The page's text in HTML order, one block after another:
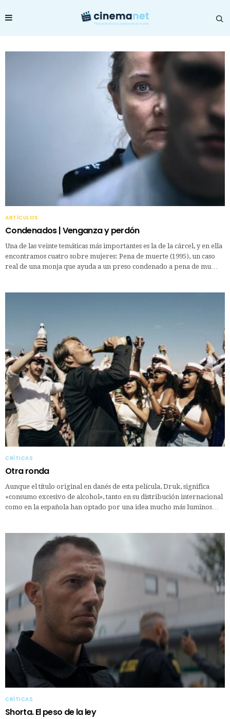
ARTÍCULOS
Condenados | Venganza y perdón
Una de las veinte temáticas más importantes es la de la cárcel, y en ella
encontramos cuatro sobre mujeres: Pena de muerte (1995), un caso
real de una monja que ayuda a un preso condenado a pena de mu…
CRÍTICAS
Otra ronda
Aunque el título original en danés de esta película, Druk, significa
«consumo excesivo de alcohol», tanto en su distribución internacional
como en la española han optado por una idea mucho más luminos…
CRÍTICAS
Shorta. El peso de la ley